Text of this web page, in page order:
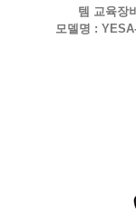
템 교육장비
모델명 :